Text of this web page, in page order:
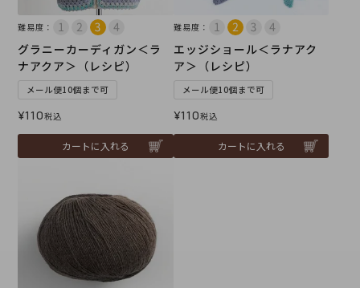
難易度：
グラニーカーディガン＜ラ
ナアクア＞（レシピ）
メール便10個まで可
¥110税込
カートに入れる
難易度：
エッジショール＜ラナアク
ア＞（レシピ）
メール便10個まで可
¥110税込
カートに入れる